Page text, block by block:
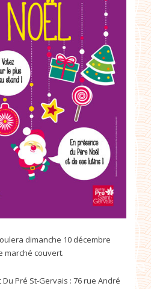
dimanche 10 décembre
marché couvert.
Pré St-Gervais : 76 rue André